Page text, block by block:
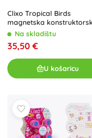
Clixo Tropical Birds
magnetska
igra 22 kom
Na skladištu
35,50 €
U košaricu